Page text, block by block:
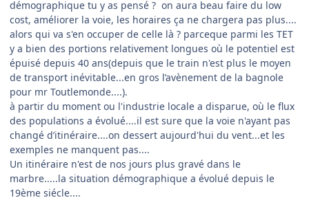
démographique tu y as pensé ? on aura beau faire du low
cost, améliorer la voie, les horaires ça ne chargera pas plus....
alors qui va s'en occuper de celle là ? parceque parmi les TET
y a bien des portions relativement longues où le potentiel est
épuisé depuis 40 ans(depuis que le train n'est plus le moyen
de transport inévitable...en gros l’avènement de la bagnole
pour mr Toutlemonde....).
à partir du moment ou l'industrie locale a disparue, où le flux
des populations a évolué....il est sure que la voie n'ayant pas
changé d’itinéraire....on dessert aujourd'hui du vent...et les
exemples ne manquent pas....
Un itinéraire n'est de nos jours plus gravé dans le
marbre.....la situation démographique a évolué depuis le
19ème siécle....